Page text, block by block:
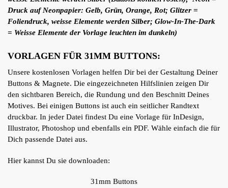
Druck auf Neonpapier: Gelb, Grün, Orange, Rot; Glitzer =
Foliendruck, weisse Elemente werden Silber; Glow-In-The-Dark
= Weisse Elemente der Vorlage leuchten im dunkeln)
VORLAGEN FÜR 31MM BUTTONS:
Unsere kostenlosen Vorlagen helfen Dir bei der Gestaltung Deiner
Buttons & Magnete. Die eingezeichneten Hilfslinien zeigen Dir
den sichtbaren Bereich, die Rundung und den Beschnitt Deines
Motives. Bei einigen Buttons ist auch ein seitlicher Randtext
druckbar. In jeder Datei findest Du eine Vorlage für InDesign,
Illustrator, Photoshop und ebenfalls ein PDF. Wähle einfach die für
Dich passende Datei aus.
Hier kannst Du sie downloaden:
31mm Buttons